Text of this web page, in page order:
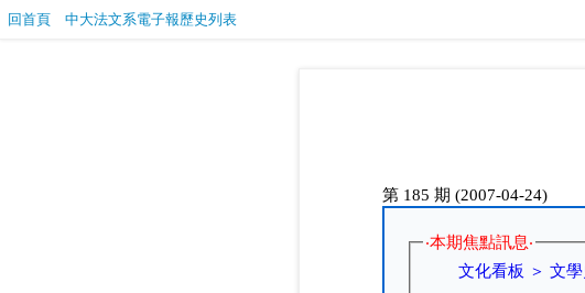
回首頁 中大法文系電子報歷史列表